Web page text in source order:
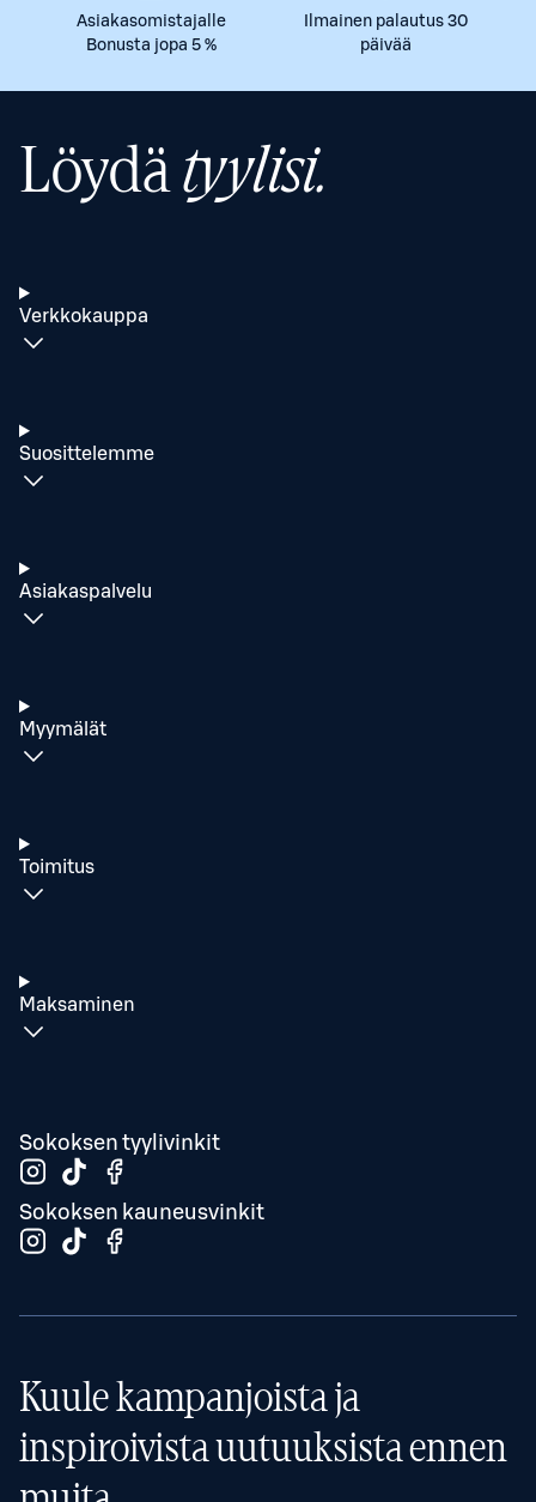
Asiakasomistajalle
Bonusta jopa 5 %
Ilmainen palautus 30
päivää
Löydätyylisi.
Verkkokauppa
Suosittelemme
Asiakaspalvelu
Myymälät
Toimitus
Maksaminen
Sokoksen tyylivinkit
Sokoksen kauneusvinkit
Kuule kampanjoista ja
inspiroivista uutuuksista ennen